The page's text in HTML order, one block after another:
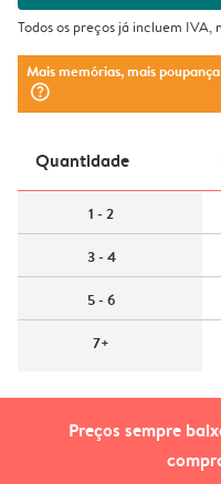
Preços sempre
Todos os preços já incluem IVA,
Mais memórias, mais poupança
question_mark_circle
Quantidade
1 - 2
3 - 4
5 - 6
7+